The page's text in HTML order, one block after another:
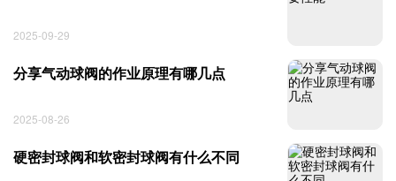
2025-09-29
分享气动球阀的作业原理有哪几点
2025-08-26
硬密封球阀和软密封球阀有什么不同